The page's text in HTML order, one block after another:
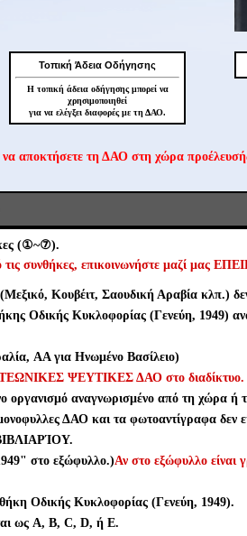
Τοπική Άδεια Οδήγησης
Η τοπική άδεια οδήγησης μπορεί να
χρησιμοποιηθεί
για να ελέγξει διαφορές με τη ΔΑΟ.
αποκτήσετε τη ΔΑΟ στη χώρα
(①~⑦).
συνθήκες, επικοινωνήστε μαζί μας
Κουβέιτ, Σαουδική Αραβία κλπ.)
Οδικής Κυκλοφορίας (Γενεύη, 1949)
AA για Ηνωμένο Βασίλειο)
ΨΕΥΤΙΚΕΣ ΔΑΟ στο
οργανισμό αναγνωρισμένο από τη χώρα ή
ΔΑΟ και τα φωτοαντίγραφα δεν
στο εξώφυλλο.)Αν στο εξώφυλλο είναι
Οδικής Κυκλοφορίας (Γενεύη, 1949).
ως A, B, C, D, ή E.